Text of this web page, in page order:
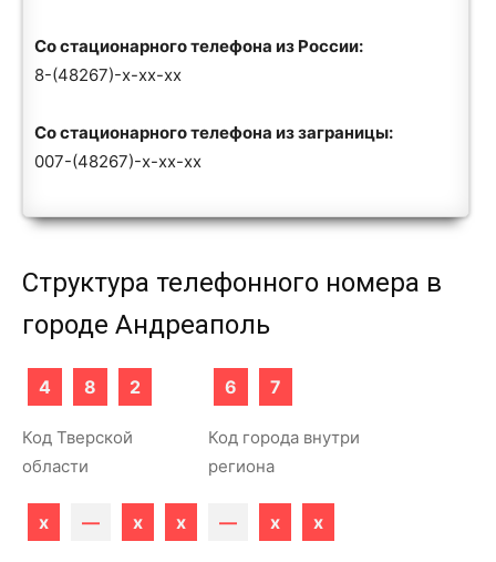
Со стационарного телефона из России:
8-(48267)-x-xx-xx
Со стационарного телефона из заграницы:
007-(48267)-x-xx-xx
Структура телефонного номера в
городе Андреаполь
4 8 2
Код Тверской
области
6 7
Код города внутри
региона
x — x x — x x